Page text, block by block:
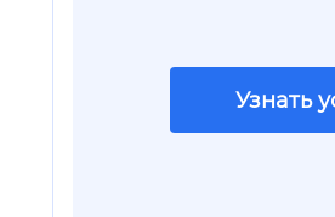
Узнать